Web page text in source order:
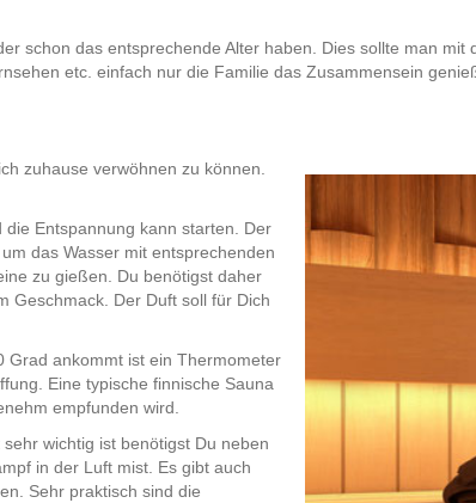
schon das entsprechende Alter haben. Dies sollte man
etc. einfach nur die Familie das Zusammensein
zuhause verwöhnen zu können.
Entspannung kann starten. Der
das Wasser mit entsprechenden
zu gießen. Du benötigst daher
Geschmack. Der Duft soll für Dich
Grad ankommt ist ein Thermometer
Eine typische finnische Sauna
empfunden wird.
wichtig ist benötigst Du neben
in der Luft mist. Es gibt auch
Sehr praktisch sind die